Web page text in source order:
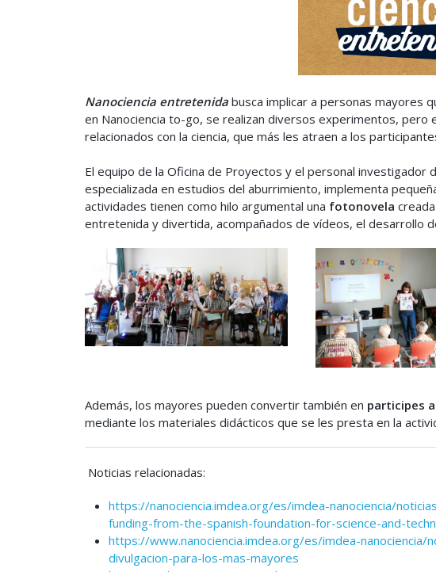
Nanociencia entretenida busca implicar a personas mayores
en Nanociencia to-go, se realizan diversos experimentos, pero
relacionados con la ciencia, que más les atraen a los
El equipo de la Oficina de Proyectos y el personal investigador
especializada en estudios del aburrimiento, implementa
actividades tienen como hilo argumental una fotonovela
entretenida y divertida, acompañados de vídeos, el desarrollo
Además, los mayores pueden convertir también en participes
mediante los materiales didácticos que se les presta en la
Noticias relacionadas:
https://nanociencia.imdea.org/es/imdea-nanociencia/
funding-from-the-spanish-foundation-for-science-and-
https://www.nanociencia.imdea.org/es/imdea-
divulgacion-para-los-mas-mayores